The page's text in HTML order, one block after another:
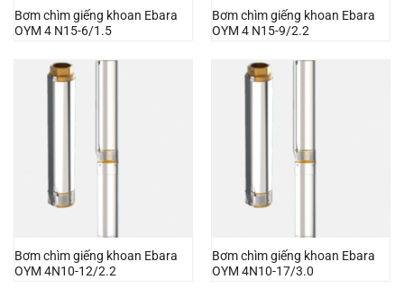
Bơm chìm giếng khoan Ebara
OYM 4 N15-6/1.5
Bơm chìm giếng khoan Ebara
OYM 4 N15-9/2.2
Bơm chìm giếng khoan Ebara
OYM 4N10-12/2.2
Bơm chìm giếng khoan Ebara
OYM 4N10-17/3.0